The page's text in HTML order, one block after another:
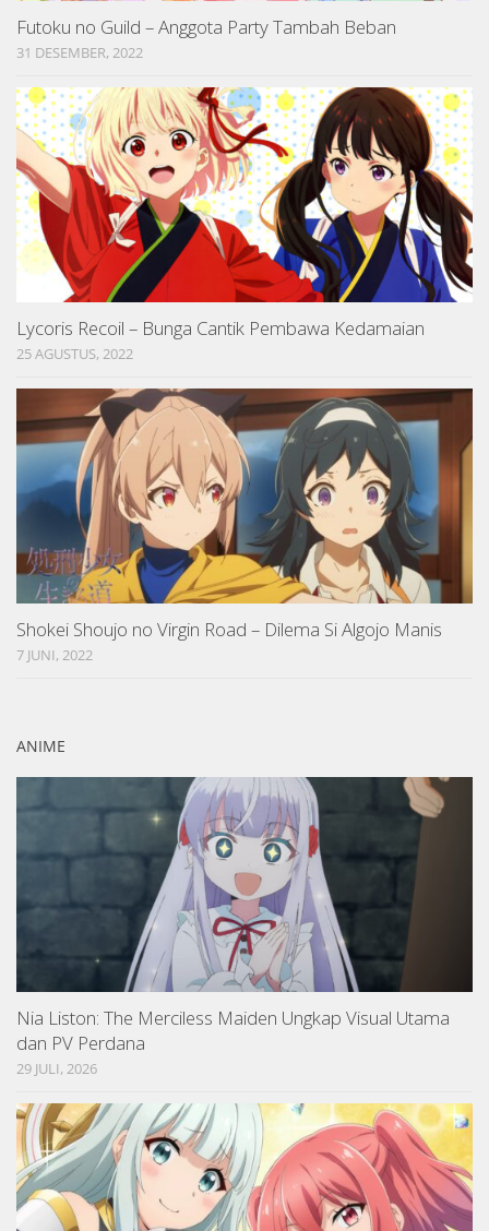
Futoku no Guild – Anggota Party Tambah Beban
31 DESEMBER, 2022
Lycoris Recoil – Bunga Cantik Pembawa Kedamaian
25 AGUSTUS, 2022
Shokei Shoujo no Virgin Road – Dilema Si Algojo Manis
7 JUNI, 2022
ANIME
Nia Liston: The Merciless Maiden Ungkap Visual Utama
dan PV Perdana
29 JULI, 2026